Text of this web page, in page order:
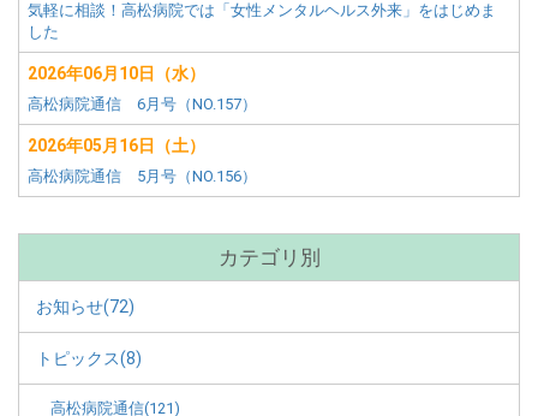
気軽に相談！高松病院では「女性メンタルヘルス外来」をはじめま
した
2026年06月10日（水）
高松病院通信 6月号（NO.157）
2026年05月16日（土）
高松病院通信 5月号（NO.156）
カテゴリ別
お知らせ(72)
トピックス(8)
高松病院通信(121)